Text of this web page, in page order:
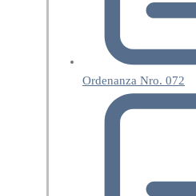
Ordenanza Nro. 072